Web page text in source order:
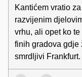
Kantićem vratio
razvijenim
vrhu, ali opet ko
finih gradova gdje
smrdljivi